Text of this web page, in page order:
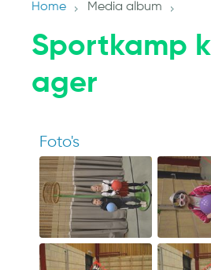
Home Media album
Sportkamp
ager
Foto's